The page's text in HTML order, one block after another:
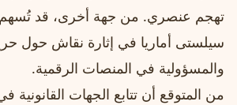
تهجم عنصري. من جهة أخرى، قد
سيلستى أماريا في إثارة نقاش حول
والمسؤولية في المنصات الرقمية.
من المتوقع أن تتابع الجهات القانونية